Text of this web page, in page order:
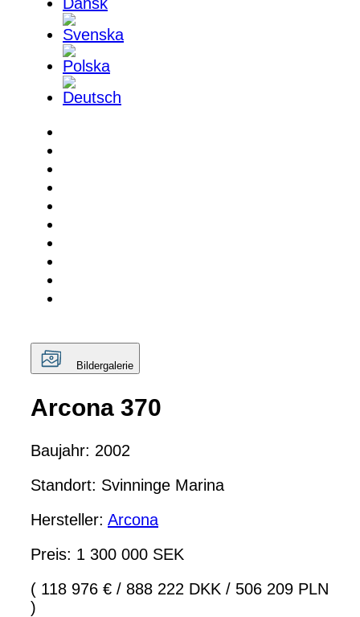
Bildergalerie
Arcona 370
Baujahr: 2002
Standort: Svinninge Marina
Hersteller: Arcona
Preis: 1 300 000 SEK
( 118 976 € / 888 222 DKK / 506 209 PLN
)